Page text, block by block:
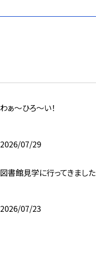
わぁ～ひろ～い！
2026/07/29
図書館見学に行ってきました
2026/07/23